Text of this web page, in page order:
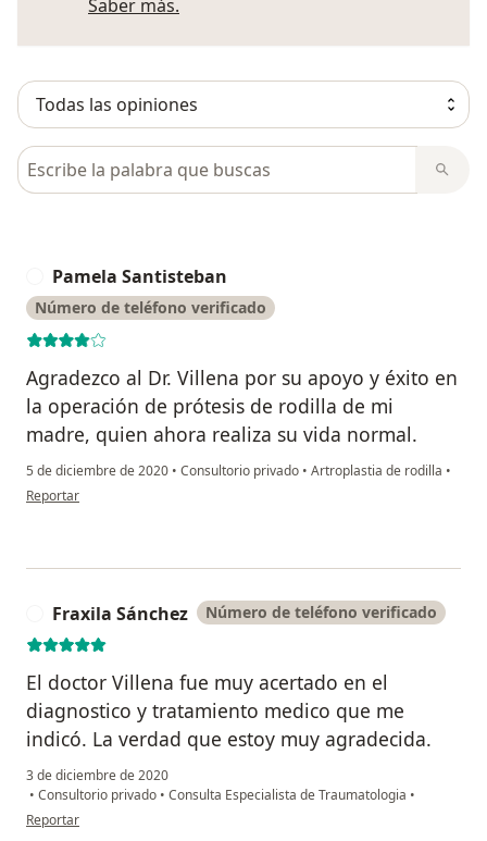
Saber más.
Busca en opiniones
Pamela Santisteban
Número de teléfono verificado
Agradezco al Dr. Villena por su apoyo y éxito en
la operación de prótesis de rodilla de mi
madre, quien ahora realiza su vida normal.
5 de diciembre de 2020 • Consultorio privado • Artroplastia de rodilla •
en opinión del usuario Pamela Santisteban
Reportar
Fraxila Sánchez Número de teléfono verificado
El doctor Villena fue muy acertado en el
diagnostico y tratamiento medico que me
indicó. La verdad que estoy muy agradecida.
3 de diciembre de 2020
• Consultorio privado • Consulta Especialista de Traumatologia •
en opinión del usuario Fraxila Sánchez
Reportar